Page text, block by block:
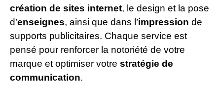
création de sites internet, le design et la pose
d’enseignes, ainsi que dans l’impression de
supports publicitaires. Chaque service est
pensé pour renforcer la notoriété de votre
marque et optimiser votre stratégie de
communication.